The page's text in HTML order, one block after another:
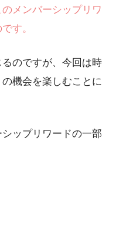
メンバーシップリワ
す。
のですが、今回は時
機会を楽しむことに
ップリワードの一部